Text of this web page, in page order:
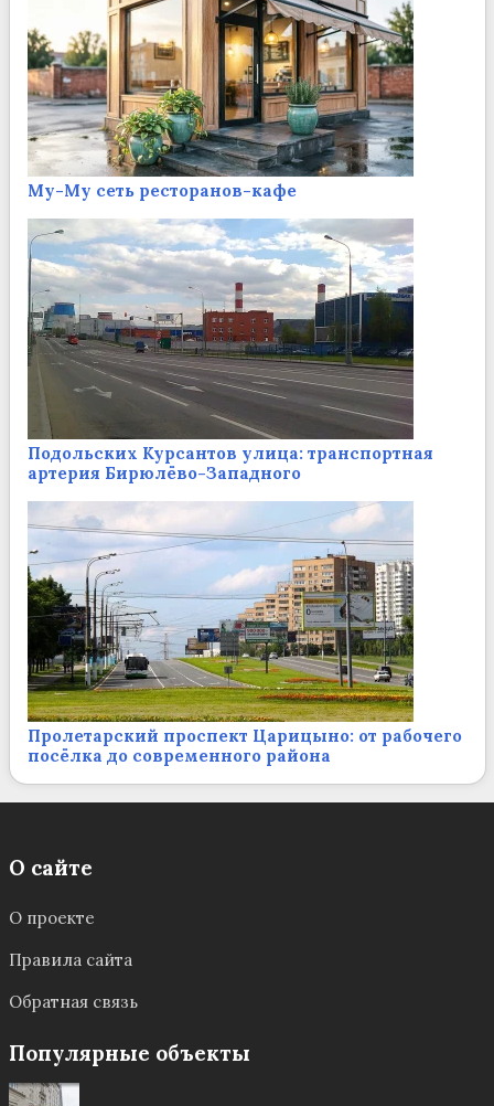
Му-Му сеть ресторанов-кафе
Подольских Курсантов улица: транспортная
артерия Бирюлёво-Западного
Пролетарский проспект Царицыно: от рабочего
посёлка до современного района
О сайте
О проекте
Правила сайта
Обратная связь
Популярные объекты